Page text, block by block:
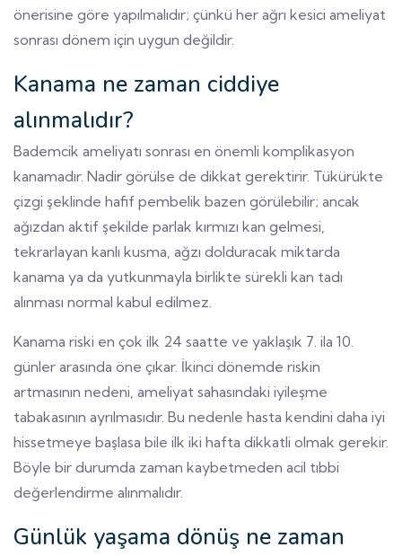
önerisine göre yapılmalıdır; çünkü her ağrı kesici ameliyat
sonrası dönem için uygun değildir.
Kanama ne zaman ciddiye
alınmalıdır?
Bademcik ameliyatı sonrası en önemli komplikasyon
kanamadır. Nadir görülse de dikkat gerektirir. Tükürükte
çizgi şeklinde hafif pembelik bazen görülebilir; ancak
ağızdan aktif şekilde parlak kırmızı kan gelmesi,
tekrarlayan kanlı kusma, ağzı dolduracak miktarda
kanama ya da yutkunmayla birlikte sürekli kan tadı
alınması normal kabul edilmez.
Kanama riski en çok ilk 24 saatte ve yaklaşık 7. ila 10.
günler arasında öne çıkar. İkinci dönemde riskin
artmasının nedeni, ameliyat sahasındaki iyileşme
tabakasının ayrılmasıdır. Bu nedenle hasta kendini daha iyi
hissetmeye başlasa bile ilk iki hafta dikkatli olmak gerekir.
Böyle bir durumda zaman kaybetmeden acil tıbbi
değerlendirme alınmalıdır.
Günlük yaşama dönüş ne zaman